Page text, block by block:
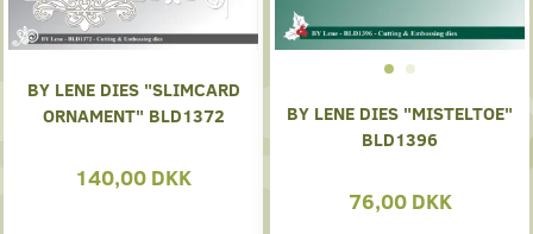
BY LENE DIES "SLIMCARD
ORNAMENT" BLD1372
140,00 DKK
BY LENE DIES "MISTELTOE"
BLD1396
76,00 DKK